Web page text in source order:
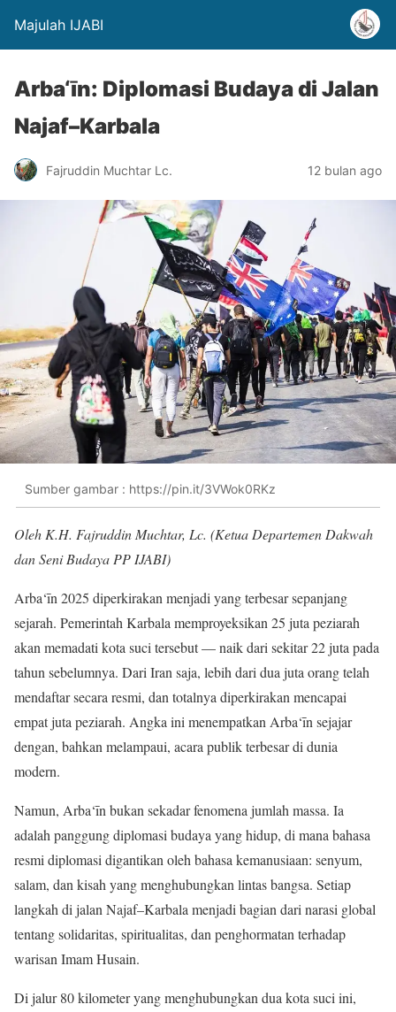
Majulah IJABI
Arba‘īn: Diplomasi Budaya di Jalan
Najaf–Karbala
Fajruddin Muchtar Lc. 12 bulan ago
Sumber gambar : https://pin.it/3VWok0RKz
Oleh K.H. Fajruddin Muchtar, Lc. (Ketua Departemen Dakwah
dan Seni Budaya PP IJABI)
Arba‘īn 2025 diperkirakan menjadi yang terbesar sepanjang
sejarah. Pemerintah Karbala memproyeksikan 25 juta peziarah
akan memadati kota suci tersebut — naik dari sekitar 22 juta pada
tahun sebelumnya. Dari Iran saja, lebih dari dua juta orang telah
mendaftar secara resmi, dan totalnya diperkirakan mencapai
empat juta peziarah. Angka ini menempatkan Arba‘īn sejajar
dengan, bahkan melampaui, acara publik terbesar di dunia
modern.
Namun, Arba‘īn bukan sekadar fenomena jumlah massa. Ia
adalah panggung diplomasi budaya yang hidup, di mana bahasa
resmi diplomasi digantikan oleh bahasa kemanusiaan: senyum,
salam, dan kisah yang menghubungkan lintas bangsa. Setiap
langkah di jalan Najaf–Karbala menjadi bagian dari narasi global
tentang solidaritas, spiritualitas, dan penghormatan terhadap
warisan Imam Husain.
Di jalur 80 kilometer yang menghubungkan dua kota suci ini,